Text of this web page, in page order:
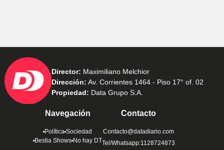
Director: Maximiliano Melchior
Dirección: Av. Corrientes 1464 - Piso 17° of. 02
Propiedad: Data Grupo S.A.
Navegación
Política Sociedad
Bestia Shows No hay DT
Contacto
Contacto@datadiario.com
Tel/Whatsapp:1128724873